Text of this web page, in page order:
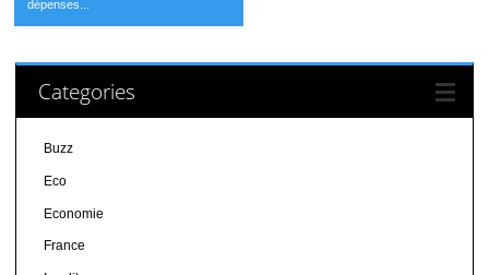
dépenses...
Categories
Buzz
Eco
Economie
France